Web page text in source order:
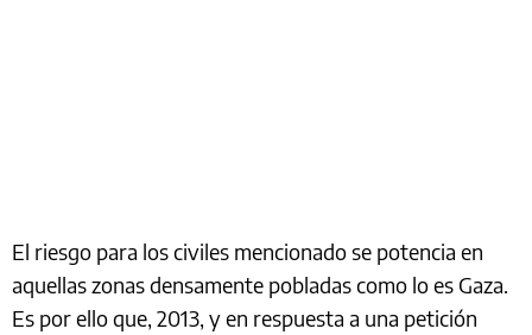
El riesgo para los civiles mencionado se potencia en
aquellas zonas densamente pobladas como lo es Gaza.
Es por ello que, 2013, y en respuesta a una petición